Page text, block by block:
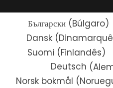
Български (Búlgaro)
Dansk (
Suomi (Finlandês)
Deutsch (
Norsk bokmål (